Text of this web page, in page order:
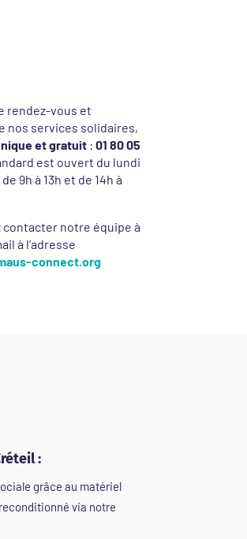
rendez-vous et
nos services solidaires,
et gratuit :01 80 05
est ouvert du lundi
9h à 13h et de 14h à
contacter notre équipe à
à l’adresse
connect.org
:
grâce au matériel
via notre